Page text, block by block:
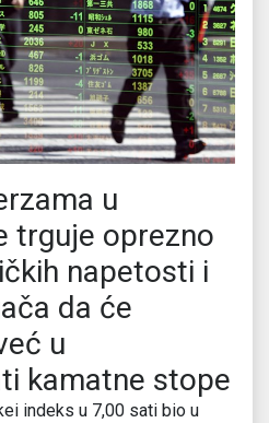
u
trguje oprezno
napetosti i
da će
u
kamatne stope
indeks u 7,00 sati bio u